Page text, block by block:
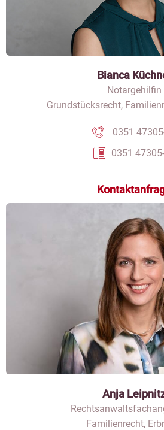
Bianca
Notargehilfin
Grundstücksrecht,
0351
0351
Anja
Familienrecht,